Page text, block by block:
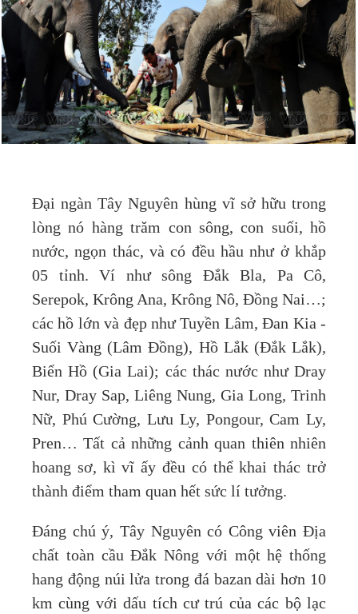
Đại ngàn Tây Nguyên hùng vĩ sở hữu trong
lòng nó hàng trăm con sông, con suối, hồ
nước, ngọn thác, và có đều hầu như ở khắp
05 tỉnh. Ví như sông Đắk Bla, Pa Cô,
Serepok, Krông Ana, Krông Nô, Đồng Nai…;
các hồ lớn và đẹp như Tuyền Lâm, Đan Kia -
Suối Vàng (Lâm Đồng), Hồ Lắk (Đắk Lắk),
Biển Hồ (Gia Lai); các thác nước như Dray
Nur, Dray Sap, Liêng Nung, Gia Long, Trinh
Nữ, Phú Cường, Lưu Ly, Pongour, Cam Ly,
Pren… Tất cả những cảnh quan thiên nhiên
hoang sơ, kì vĩ ấy đều có thể khai thác trở
thành điểm tham quan hết sức lí tưởng.
Đáng chú ý, Tây Nguyên có Công viên Địa
chất toàn cầu Đắk Nông với một hệ thống
hang động núi lửa trong đá bazan dài hơn 10
km cùng với dấu tích cư trú của các bộ lạc